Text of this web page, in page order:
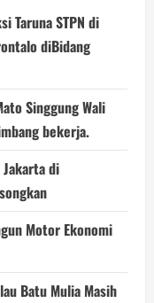
Taruna STPN di
diBidang
Singgung Wali
bekerja.
Jakarta di
Motor Ekonomi
Batu Mulia Masih